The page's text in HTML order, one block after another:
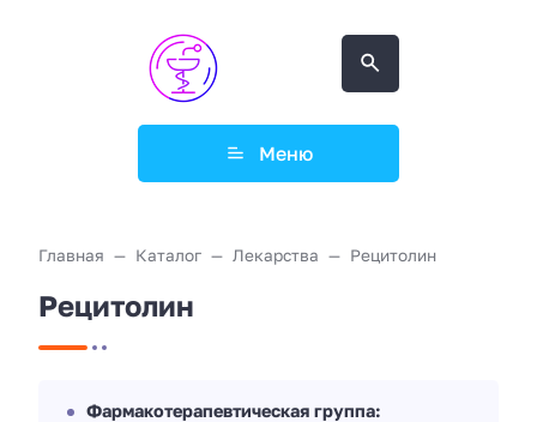
Меню
Главная Каталог Лекарства Рецитолин
Рецитолин
Фармакотерапевтическая группа: